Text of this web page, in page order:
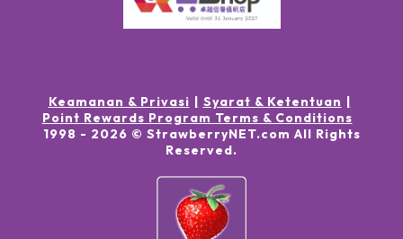
Keamanan & Privasi
Syarat & Ketentuan
Point Rewards Program Terms & Conditions
1998 - 2026 © StrawberryNET.com All Rights
Reserved.